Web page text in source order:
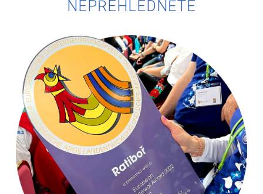
NEPŘEHLÉDNĚTE